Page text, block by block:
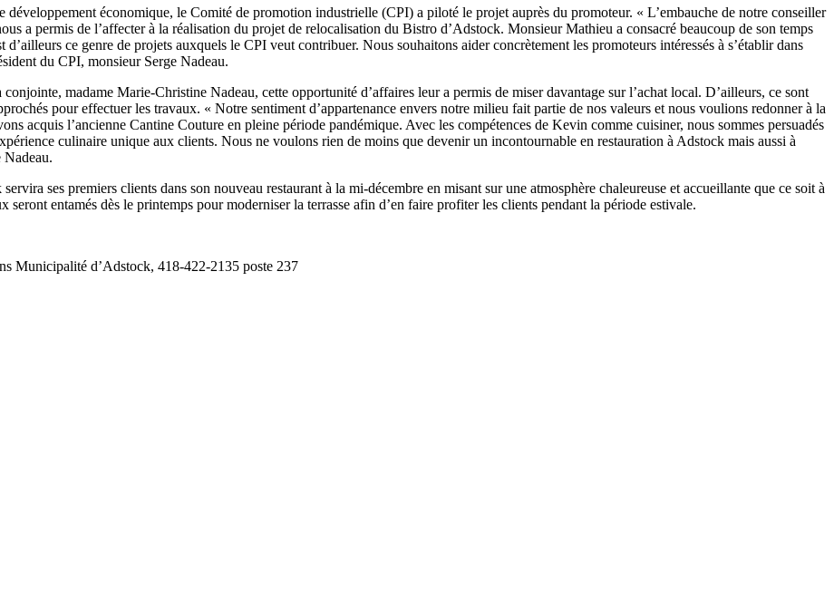
économique, le Comité de promotion industrielle (CPI) a piloté le projet auprès du promoteur. « L’embauche de notre conseiller
a permis de l’affecter à la réalisation du projet de relocalisation du Bistro d’Adstock. Monsieur Mathieu a consacré beaucoup de son temps
ce genre de projets auxquels le CPI veut contribuer. Nous souhaitons aider concrètement les promoteurs intéressés à s’établir dans
du CPI, monsieur Serge Nadeau.
madame Marie-Christine Nadeau, cette opportunité d’affaires leur a permis de miser davantage sur l’achat local. D’ailleurs, ce sont
pour effectuer les travaux. « Notre sentiment d’appartenance envers notre milieu fait partie de nos valeurs et nous voulions redonner à la
acquis l’ancienne Cantine Couture en pleine période pandémique. Avec les compétences de Kevin comme cuisiner, nous sommes persuadés
culinaire unique aux clients. Nous ne voulons rien de moins que devenir un incontournable en restauration à Adstock mais aussi à
Nadeau.
ses premiers clients dans son nouveau restaurant à la mi-décembre en misant sur une atmosphère chaleureuse et accueillante que ce soit à
seront entamés dès le printemps pour moderniser la terrasse afin d’en faire profiter les clients pendant la période estivale.
Municipalité d’Adstock, 418-422-2135 poste 237